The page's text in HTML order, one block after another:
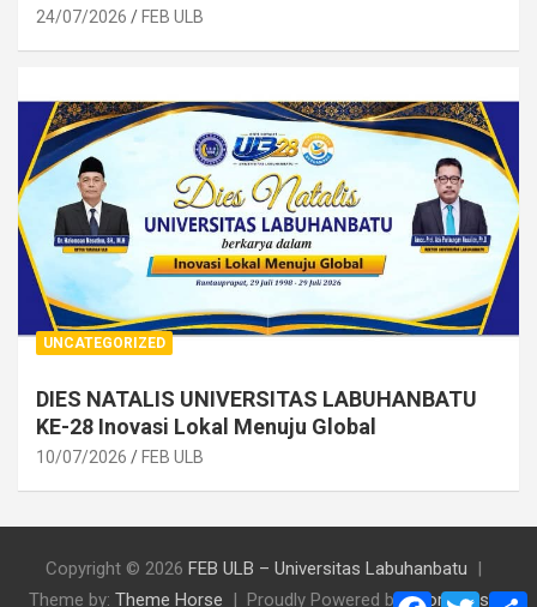
24/07/2026 FEB ULB
UNCATEGORIZED
DIES NATALIS UNIVERSITAS LABUHANBATU
KE-28 Inovasi Lokal Menuju Global
10/07/2026 FEB ULB
Copyright © 2026 FEB ULB – Universitas Labuhanbatu
Theme by: Theme Horse Proudly Powered by:WordPress
F T